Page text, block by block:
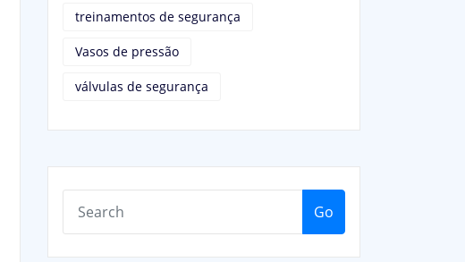
treinamentos de segurança
Vasos de pressão
válvulas de segurança
Go